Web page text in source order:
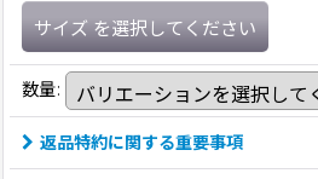
サイズ を選択してください
数量:
返品特約に関する重要事項